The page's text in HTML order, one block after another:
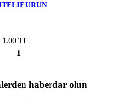
URUN
1.00 TL
1
haberdar olun